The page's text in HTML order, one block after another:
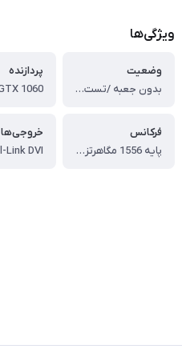
ویژگی‌ها
وضعیت
بدون جعبه /تست شده با فورماک / دما بین 75 تا 79 درجه//دورفن 46 درصد
پردازنده
فرکانس
پایه 1556 مگاهرتز، بوست 1771 مگاهرتز
خروجی‌ها